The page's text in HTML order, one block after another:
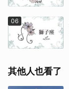
06
其他人也看了